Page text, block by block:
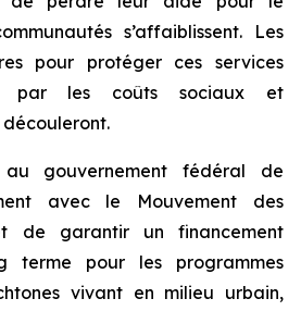
s’affaiblissent. Les
pour protéger ces services
par les coûts sociaux et
découleront.
au gouvernement fédéral de
avec le Mouvement des
de garantir un financement
pour les programmes
vivant en milieu urbain,